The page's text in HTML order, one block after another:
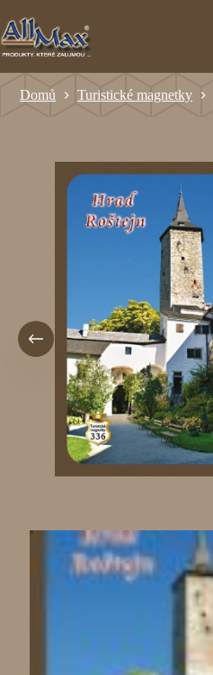
Domů Turistické magnetky